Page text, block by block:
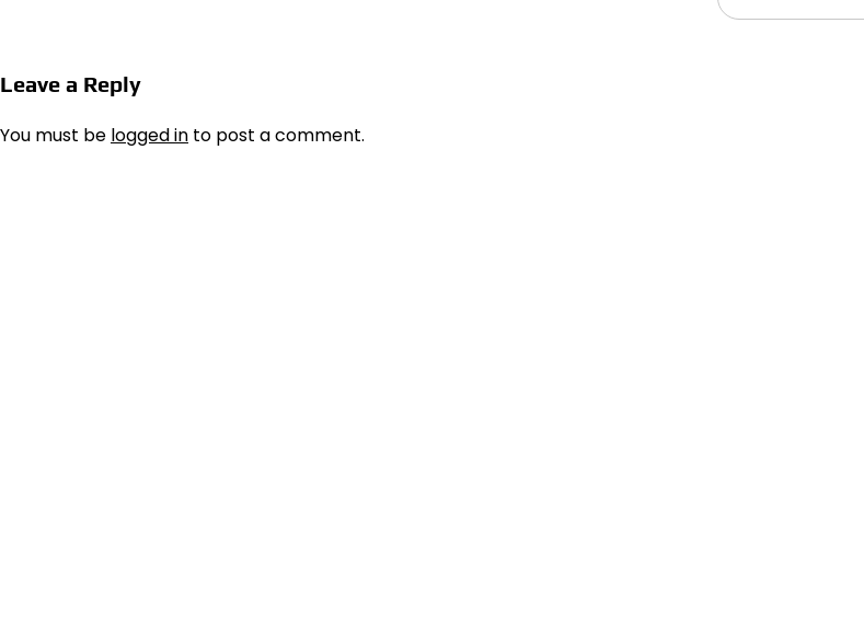
Leave a Reply
You must be logged in to post a comment.